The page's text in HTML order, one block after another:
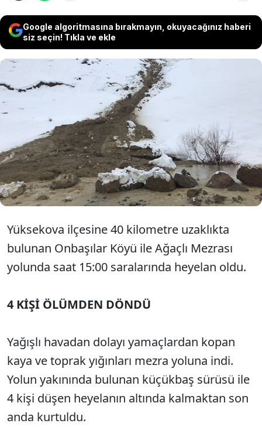
Google algoritmasına bırakmayın, okuyacağınız haberi
siz seçin! Tıkla ve ekle
Hakkari'nin Yüksekova ilçesine bağlı
Onbaşılar Köyü ile Ağaçlı Mezrası
arasındaki yolda heyelan meydana geldi.
Heyelan bölgesinde olan 4 kişi son anda
kurtuldu.
Yüksekova ilçesine 40 kilometre uzaklıkta
bulunan Onbaşılar Köyü ile Ağaçlı Mezrası
yolunda saat 15:00 saralarında heyelan oldu.
4 KİŞİ ÖLÜMDEN DÖNDÜ
Yağışlı havadan dolayı yamaçlardan kopan
kaya ve toprak yığınları mezra yoluna indi.
Yolun yakınında bulunan küçükbaş sürüsü ile
4 kişi düşen heyelanın altında kalmaktan son
anda kurtuldu.